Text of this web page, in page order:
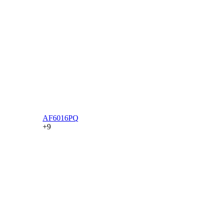
AF6016PQ
+9